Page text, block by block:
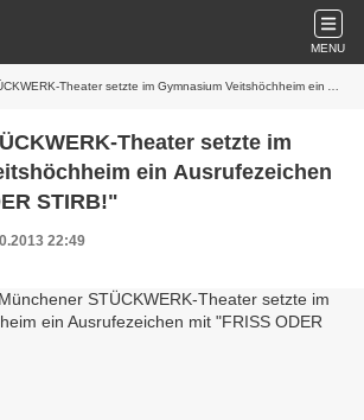
MENU
setzte im Gymnasium Veitshöchheim ein Ausrufezeichen mit "FRISS ODER STIRB!"
Theater setzte im
ein Ausrufezeichen
STIRB!"
22:49